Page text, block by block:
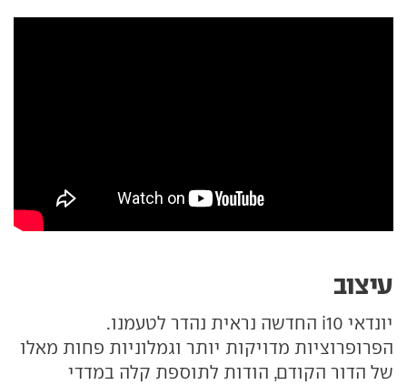
עיצוב
יונדאי i10 החדשה נראית נהדר לטעמנו.
הפרופרוציות מדויקות יותר וגמלוניות פחות מאלו
של הדור הקודם, הודות לתוספת קלה במדדי